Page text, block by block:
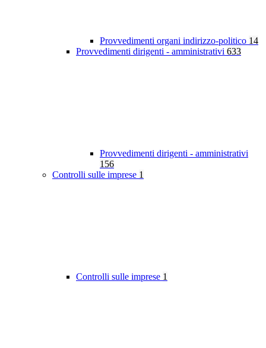
Provvedimenti organi indirizzo-politico 14
Provvedimenti dirigenti - amministrativi 633
Provvedimenti dirigenti - amministrativi
156
Controlli sulle imprese 1
Controlli sulle imprese 1